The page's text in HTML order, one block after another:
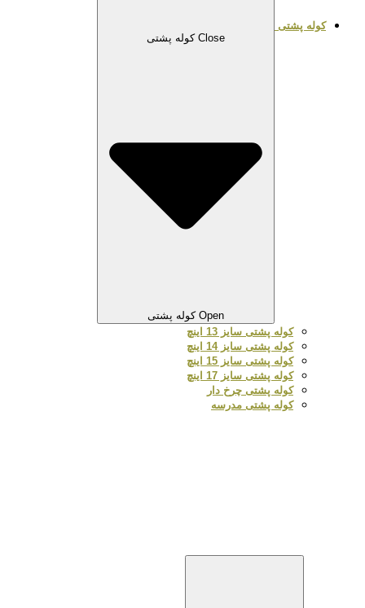
کوله پشتی
Close کوله پشتی
Open کوله پشتی
کوله پشتی سایز 13 اینچ
کوله پشتی سایز 14 اینچ
کوله پشتی سایز 15 اینچ
کوله پشتی سایز 17 اینچ
کوله پشتی چرخ دار
کوله پشتی مدرسه